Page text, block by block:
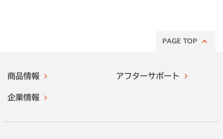
PAGE TOP
商品情報 アフターサポート
企業情報